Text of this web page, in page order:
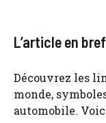
L’article en bref
Découvrez les
monde,
automobile.